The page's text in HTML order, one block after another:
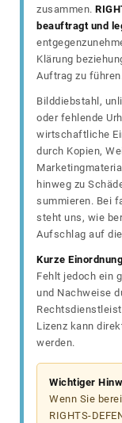
zusammen.
beauftragt und
Klärung
Auftrag zu
Bilddiebstahl,
oder fehlende
wirtschaftliche
durch Kopien,
hinweg zu
summieren. Bei
steht uns, wie
Aufschlag auf
Kurze
Fehlt jedoch ein
und Nachweise
Lizenz kann
werden.
Wichtiger
Wenn Sie
RIGHTS-